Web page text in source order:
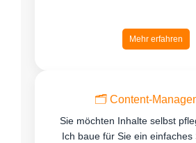
Mehr erfahren
🗂️ Content-
Sie möchten Inhalte selbst
Ich baue für Sie ein einfaches